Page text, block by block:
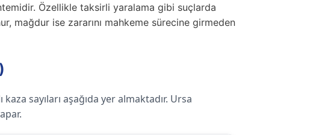
Özellikle taksirli yaralama gibi suçlarda
mağdur ise zararını mahkeme sürecine girmeden
sayıları aşağıda yer almaktadır. Ursa